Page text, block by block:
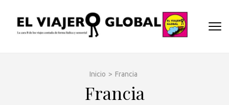
contenido
EL
Un
Inicio > Francia
Francia